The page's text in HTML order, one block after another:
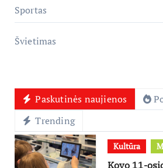
Sportas
Švietimas
Paskutinės naujienos
Trending
Kultūra
Kovo 11-